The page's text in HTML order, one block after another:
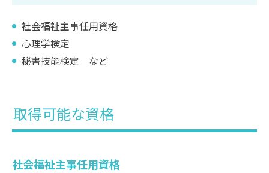
社会福祉主事任用資格
心理学検定
秘書技能検定 など
取得可能な資格
社会福祉主事任用資格